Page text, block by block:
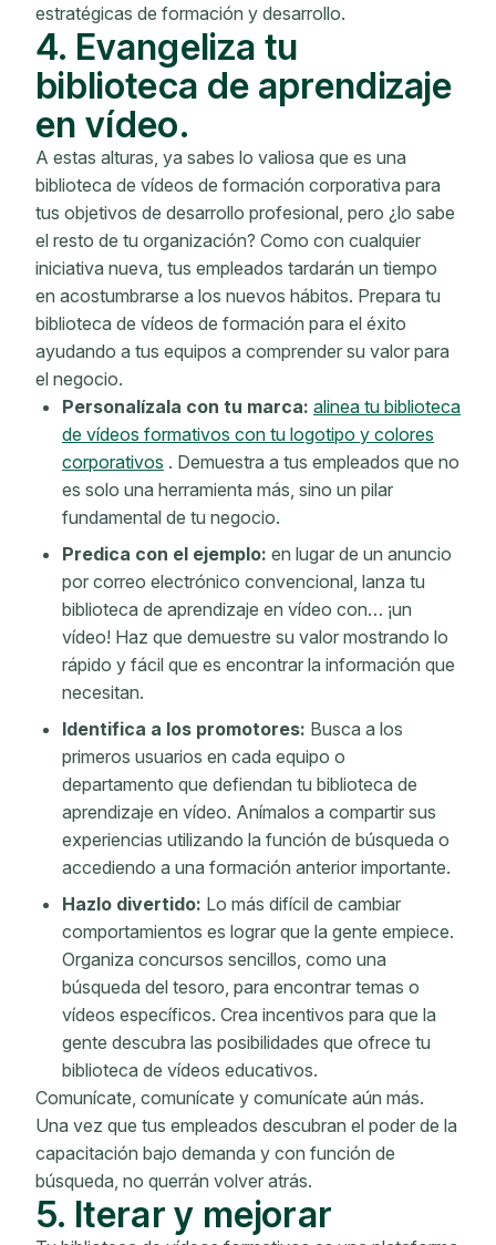
estratégicas de formación y desarrollo.
4. Evangeliza tu
biblioteca de aprendizaje
en vídeo.
A estas alturas, ya sabes lo valiosa que es una
biblioteca de vídeos de formación corporativa para
tus objetivos de desarrollo profesional, pero ¿lo sabe
el resto de tu organización? Como con cualquier
iniciativa nueva, tus empleados tardarán un tiempo
en acostumbrarse a los nuevos hábitos. Prepara tu
biblioteca de vídeos de formación para el éxito
ayudando a tus equipos a comprender su valor para
el negocio.
Personalízala con tu marca: alinea tu biblioteca
de vídeos formativos con tu logotipo y colores
corporativos . Demuestra a tus empleados que no
es solo una herramienta más, sino un pilar
fundamental de tu negocio.
Predica con el ejemplo: en lugar de un anuncio
por correo electrónico convencional, lanza tu
biblioteca de aprendizaje en vídeo con… ¡un
vídeo! Haz que demuestre su valor mostrando lo
rápido y fácil que es encontrar la información que
necesitan.
Identifica a los promotores: Busca a los
primeros usuarios en cada equipo o
departamento que defiendan tu biblioteca de
aprendizaje en vídeo. Anímalos a compartir sus
experiencias utilizando la función de búsqueda o
accediendo a una formación anterior importante.
Hazlo divertido: Lo más difícil de cambiar
comportamientos es lograr que la gente empiece.
Organiza concursos sencillos, como una
búsqueda del tesoro, para encontrar temas o
vídeos específicos. Crea incentivos para que la
gente descubra las posibilidades que ofrece tu
biblioteca de vídeos educativos.
Comunícate, comunícate y comunícate aún más.
Una vez que tus empleados descubran el poder de la
capacitación bajo demanda y con función de
búsqueda, no querrán volver atrás.
5. Iterar y mejorar